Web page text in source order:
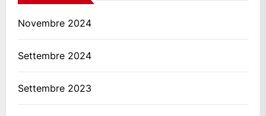
Novembre 2024
Settembre 2024
Settembre 2023